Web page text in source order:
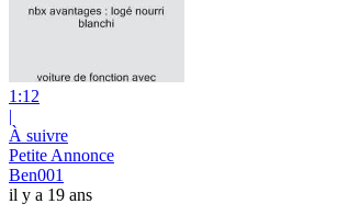
1:12
|
À suivre
Petite Annonce
Ben001
il y a 19 ans